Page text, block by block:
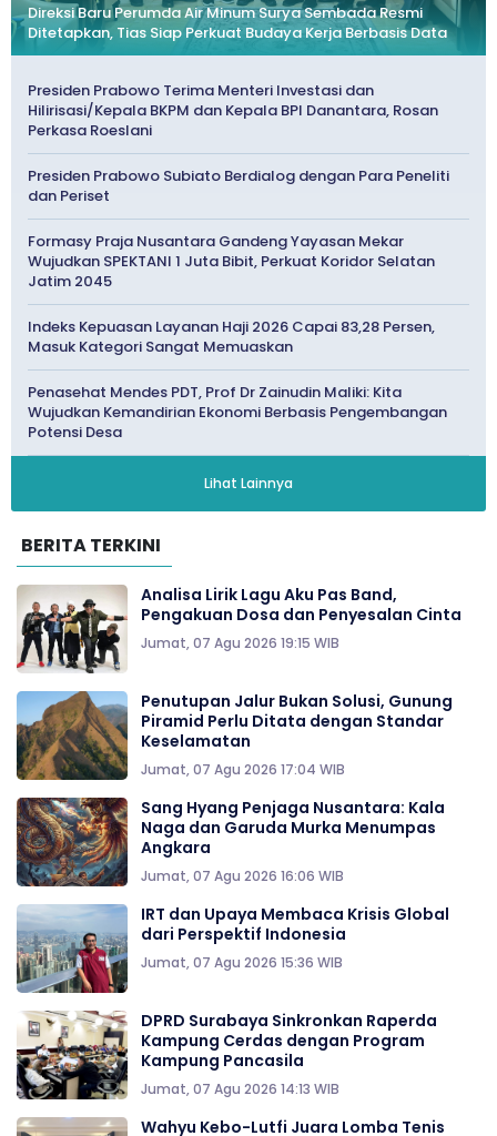
Direksi Baru Perumda Air Minum Surya Sembada Resmi
Ditetapkan, Tias Siap Perkuat Budaya Kerja Berbasis Data
Presiden Prabowo Terima Menteri Investasi dan
Hilirisasi/Kepala BKPM dan Kepala BPI Danantara, Rosan
Perkasa Roeslani
Presiden Prabowo Subiato Berdialog dengan Para Peneliti
dan Periset
Formasy Praja Nusantara Gandeng Yayasan Mekar
Wujudkan SPEKTANI 1 Juta Bibit, Perkuat Koridor Selatan
Jatim 2045
Indeks Kepuasan Layanan Haji 2026 Capai 83,28 Persen,
Masuk Kategori Sangat Memuaskan
Penasehat Mendes PDT, Prof Dr Zainudin Maliki: Kita
Wujudkan Kemandirian Ekonomi Berbasis Pengembangan
Potensi Desa
Lihat Lainnya
BERITA TERKINI
Analisa Lirik Lagu Aku Pas Band,
Pengakuan Dosa dan Penyesalan Cinta
Jumat, 07 Agu 2026 19:15 WIB
Penutupan Jalur Bukan Solusi, Gunung
Piramid Perlu Ditata dengan Standar
Keselamatan
Jumat, 07 Agu 2026 17:04 WIB
Sang Hyang Penjaga Nusantara: Kala
Naga dan Garuda Murka Menumpas
Angkara
Jumat, 07 Agu 2026 16:06 WIB
IRT dan Upaya Membaca Krisis Global
dari Perspektif Indonesia
Jumat, 07 Agu 2026 15:36 WIB
DPRD Surabaya Sinkronkan Raperda
Kampung Cerdas dengan Program
Kampung Pancasila
Jumat, 07 Agu 2026 14:13 WIB
Wahyu Kebo-Lutfi Juara Lomba Tenis